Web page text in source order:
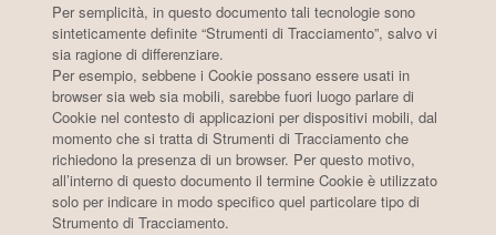
Per semplicità, in questo documento tali tecnologie sono
sinteticamente definite “Strumenti di Tracciamento”, salvo vi
sia ragione di differenziare.
Per esempio, sebbene i Cookie possano essere usati in
browser sia web sia mobili, sarebbe fuori luogo parlare di
Cookie nel contesto di applicazioni per dispositivi mobili, dal
momento che si tratta di Strumenti di Tracciamento che
richiedono la presenza di un browser. Per questo motivo,
all’interno di questo documento il termine Cookie è utilizzato
solo per indicare in modo specifico quel particolare tipo di
Strumento di Tracciamento.